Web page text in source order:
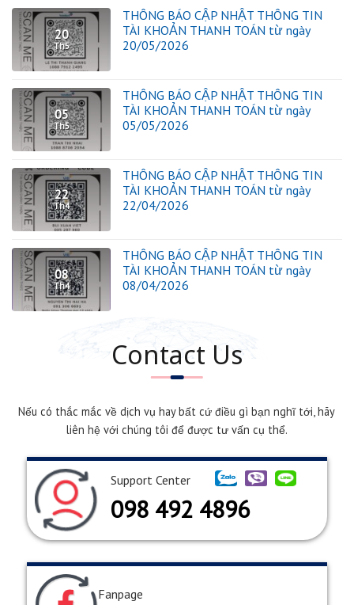
20
Th5
THÔNG BÁO CẬP NHẬT THÔNG TIN
TÀI KHOẢN THANH TOÁN từ ngày
20/05/2026
05
Th5
THÔNG BÁO CẬP NHẬT THÔNG TIN
TÀI KHOẢN THANH TOÁN từ ngày
05/05/2026
22
Th4
THÔNG BÁO CẬP NHẬT THÔNG TIN
TÀI KHOẢN THANH TOÁN từ ngày
22/04/2026
08
Th4
THÔNG BÁO CẬP NHẬT THÔNG TIN
TÀI KHOẢN THANH TOÁN từ ngày
08/04/2026
Contact Us
Nếu có thắc mắc về dịch vụ hay bất cứ điều gì bạn nghĩ tới, hãy
liên hệ với chúng tôi để được tư vấn cụ thể.
Support Center
098 492 4896
Fanpage